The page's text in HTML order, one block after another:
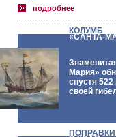
подробнее
КОЛУМБ
«САНТА-
Мария»
спустя 522
своей
ПОПРАВКИ